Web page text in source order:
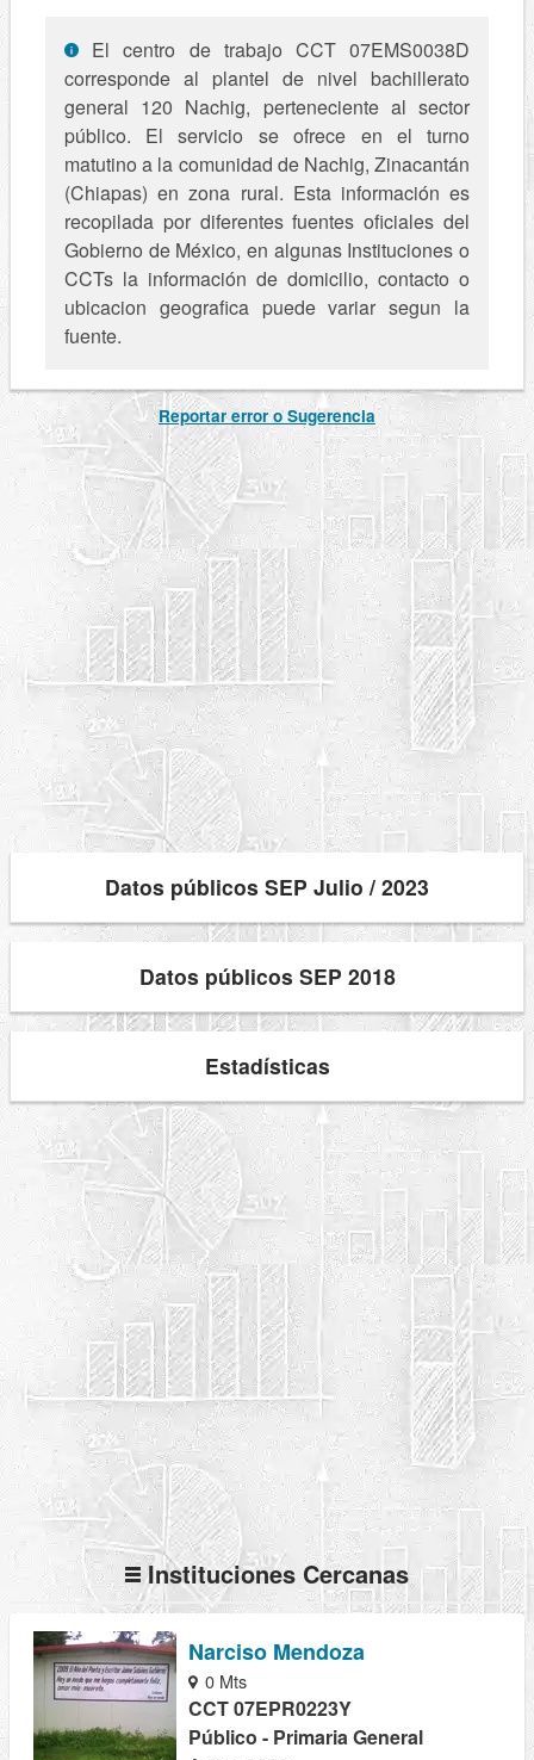
El centro de trabajo CCT 07EMS0038D
corresponde al plantel de nivel bachillerato
general 120 Nachig, perteneciente al sector
público. El servicio se ofrece en el turno
matutino a la comunidad de Nachig, Zinacantán
(Chiapas) en zona rural. Esta información es
recopilada por diferentes fuentes oficiales del
Gobierno de México, en algunas Instituciones o
CCTs la información de domicilio, contacto o
ubicacion geografica puede variar segun la
fuente.
Reportar error o Sugerencia
Datos públicos SEP Julio / 2023
Datos públicos SEP 2018
Estadísticas
Instituciones Cercanas
Narciso Mendoza
0 Mts
CCT 07EPR0223Y
Público - Primaria General